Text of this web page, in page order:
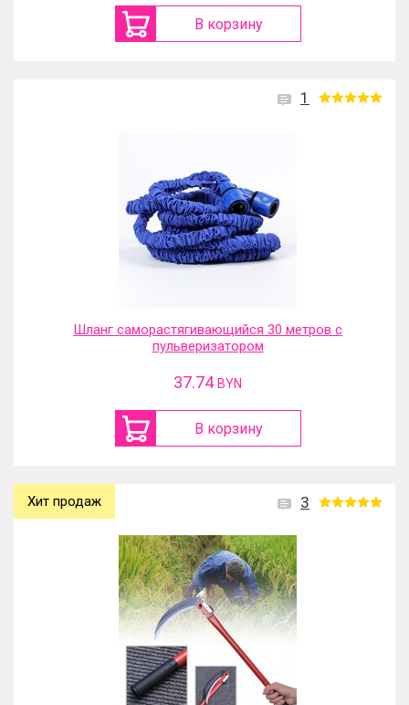
В корзину
1
Шланг саморастягивающийся 30 метров с
пульверизатором
37.74 BYN
В корзину
3
Хит продаж